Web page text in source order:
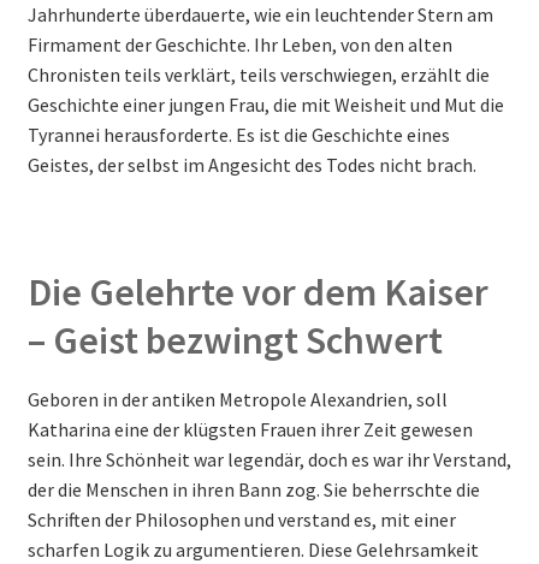
Jahrhunderte überdauerte, wie ein leuchtender Stern am
Firmament der Geschichte. Ihr Leben, von den alten
Chronisten teils verklärt, teils verschwiegen, erzählt die
Geschichte einer jungen Frau, die mit Weisheit und Mut die
Tyrannei herausforderte. Es ist die Geschichte eines
Geistes, der selbst im Angesicht des Todes nicht brach.
Die Gelehrte vor dem Kaiser
– Geist bezwingt Schwert
Geboren in der antiken Metropole Alexandrien, soll
Katharina eine der klügsten Frauen ihrer Zeit gewesen
sein. Ihre Schönheit war legendär, doch es war ihr Verstand,
der die Menschen in ihren Bann zog. Sie beherrschte die
Schriften der Philosophen und verstand es, mit einer
scharfen Logik zu argumentieren. Diese Gelehrsamkeit